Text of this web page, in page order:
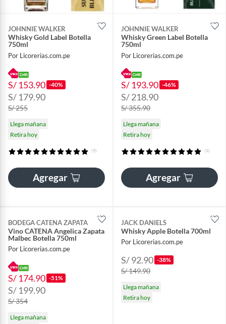
JOHNNIE WALKER
Whisky Gold Label Botella
750ml
Por Licorerias.com.pe
S/ 153.90 -40%
S/ 179.90
S/ 255
Llega mañana
Retira hoy
(9)
Agregar
JOHNNIE WALKER
Whisky Green Label Botella
750ml
Por Licorerias.com.pe
S/ 193.90 -46%
S/ 218.90
S/ 355.90
Llega mañana
Retira hoy
(4)
Agregar
BODEGA CATENA ZAPATA
Vino CATENA Angelica Zapata
Malbec Botella 750ml
Por Licorerias.com.pe
S/ 174.90 -51%
S/ 199.90
S/ 354
Llega mañana
JACK DANIELS
Whisky Apple Botella 700ml
Por Licorerias.com.pe
S/ 92.90 -38%
S/ 149.90
Llega mañana
Retira hoy